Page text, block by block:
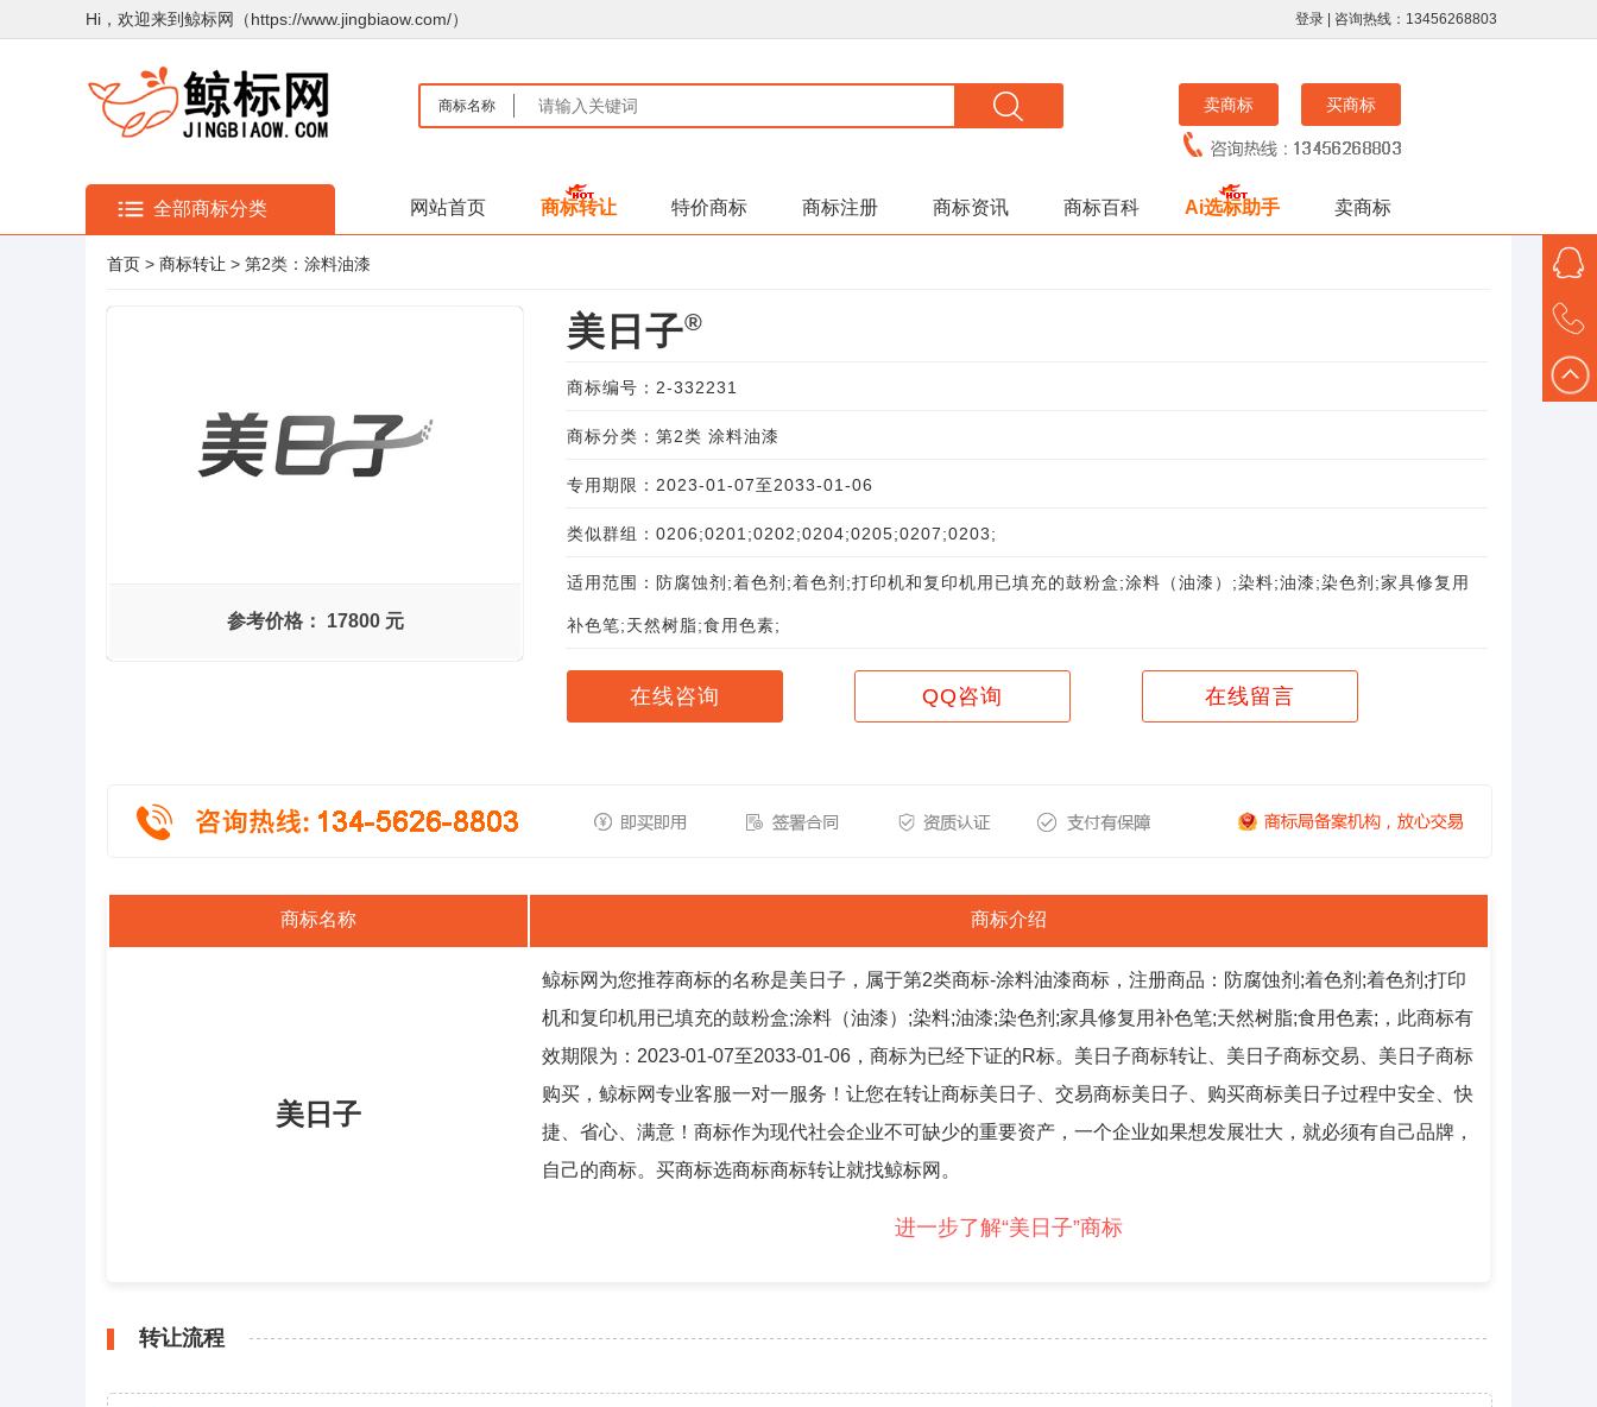
Hi，欢迎来到鲸标网（https://www.jingbiaow.com/） 登录 | 咨询热线：13456268803
商标名称 卖商标 买商标
全部商标分类 网站首页 商标转让 特价商标 商标注册 商标资讯 商标百科 Ai选标助手 卖商标
首页 > 商标转让 > 第2类：涂料油漆
参考价格： 17800 元
美日子®
商标编号：2-332231
商标分类：第2类 涂料油漆
专用期限：2023-01-07至2033-01-06
类似群组：0206;0201;0202;0204;0205;0207;0203;
适用范围：防腐蚀剂;着色剂;着色剂;打印机和复印机用已填充的鼓粉盒;涂料（油漆）;染料;油漆;染色剂;家具修复用
补色笔;天然树脂;食用色素;
在线咨询 QQ咨询 在线留言
商标名称 商标介绍
美日子
鲸标网为您推荐商标的名称是美日子，属于第2类商标-涂料油漆商标，注册商品：防腐蚀剂;着色剂;着色剂;打印
机和复印机用已填充的鼓粉盒;涂料（油漆）;染料;油漆;染色剂;家具修复用补色笔;天然树脂;食用色素;，此商标有
效期限为：2023-01-07至2033-01-06，商标为已经下证的R标。美日子商标转让、美日子商标交易、美日子商标
购买，鲸标网专业客服一对一服务！让您在转让商标美日子、交易商标美日子、购买商标美日子过程中安全、快
捷、省心、满意！商标作为现代社会企业不可缺少的重要资产，一个企业如果想发展壮大，就必须有自己品牌，
自己的商标。买商标选商标商标转让就找鲸标网。
进一步了解“美日子”商标
转让流程